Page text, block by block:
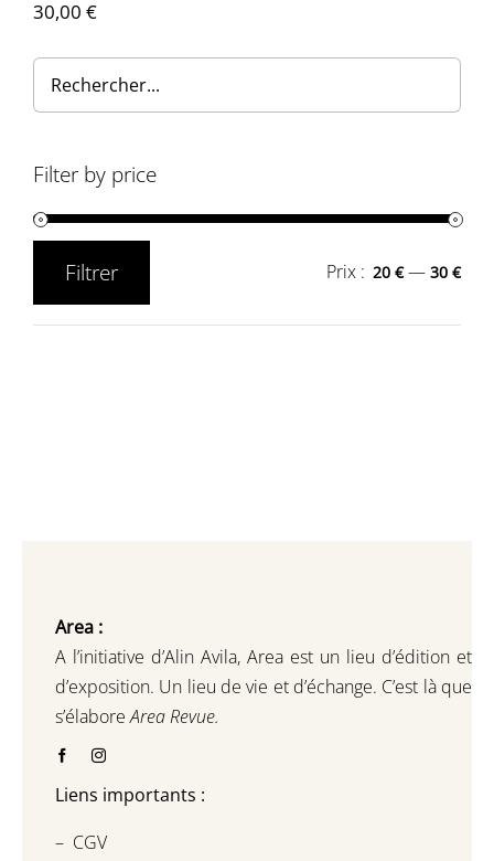
30,00 €
Filter by price
Filtrer Prix : 20 €—30 €
Area :
A l’initiative d’Alin Avila, Area est un lieu d’édition et
d’exposition. Un lieu de vie et d’échange. C’est là que
s’élaboreArea Revue.
Liens importants :
– CGV